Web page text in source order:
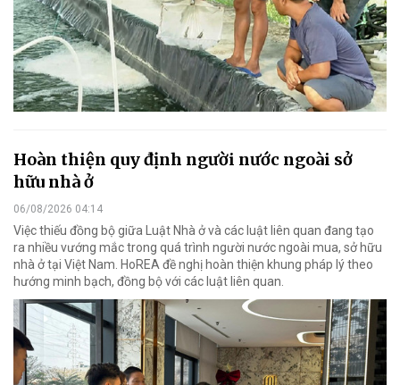
Hoàn thiện quy định người nước ngoài sở
hữu nhà ở
06/08/2026 04:14
Việc thiếu đồng bộ giữa Luật Nhà ở và các luật liên quan đang tạo
ra nhiều vướng mắc trong quá trình người nước ngoài mua, sở hữu
nhà ở tại Việt Nam. HoREA đề nghị hoàn thiện khung pháp lý theo
hướng minh bạch, đồng bộ với các luật liên quan.